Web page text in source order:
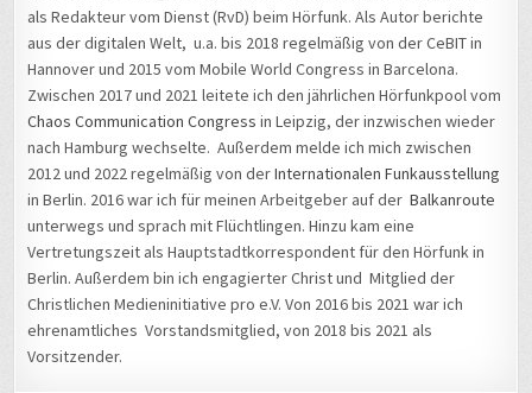
als Redakteur vom Dienst (RvD) beim Hörfunk. Als Autor berichte
aus der digitalen Welt, u.a. bis 2018 regelmäßig von der CeBIT in
Hannover und 2015 vom Mobile World Congress in Barcelona.
Zwischen 2017 und 2021 leitete ich den jährlichen Hörfunkpool vom
Chaos Communication Congress in Leipzig, der inzwischen wieder
nach Hamburg wechselte. Außerdem melde ich mich zwischen
2012 und 2022 regelmäßig von derInternationalen Funkausstellung
in Berlin. 2016 war ich für meinen Arbeitgeber auf derBalkanroute
unterwegs und sprach mit Flüchtlingen. Hinzu kam eine
Vertretungszeit als Hauptstadtkorrespondent für den Hörfunk in
Berlin. Außerdem bin ich engagierter Christ und Mitglied der
Christlichen Medieninitiative pro e.V. Von 2016 bis 2021 war ich
ehrenamtliches Vorstandsmitglied, von 2018 bis 2021 als
Vorsitzender.